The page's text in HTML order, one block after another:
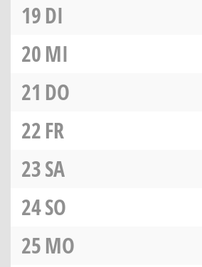
19DI
20MI
21 DO
22FR
23SA
24SO
25MO